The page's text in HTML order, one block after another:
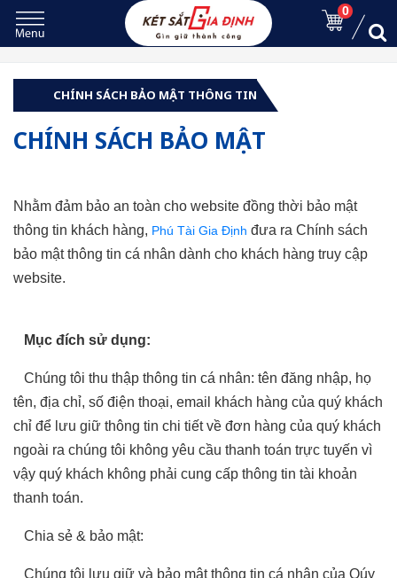
0
CHÍNH SÁCH BẢO MẬT THÔNG TIN
CHÍNH SÁCH BẢO MẬT
Nhằm đảm bảo an toàn cho website đồng thời bảo mật
thông tin khách hàng, Phú Tài Gia Định đưa ra Chính sách
bảo mật thông tin cá nhân dành cho khách hàng truy cập
website.
Mục đích sử dụng:
Chúng tôi thu thập thông tin cá nhân: tên đăng nhập, họ
tên, địa chỉ, số điện thoại, email khách hàng của quý khách
chỉ để lưu giữ thông tin chi tiết về đơn hàng của quý khách
ngoài ra chúng tôi không yêu cầu thanh toán trực tuyến vì
vậy quý khách không phải cung cấp thông tin tài khoản
thanh toán.
Chia sẻ & bảo mật:
Chúng tôi lưu giữ và bảo mật thông tin cá nhân của Qúy